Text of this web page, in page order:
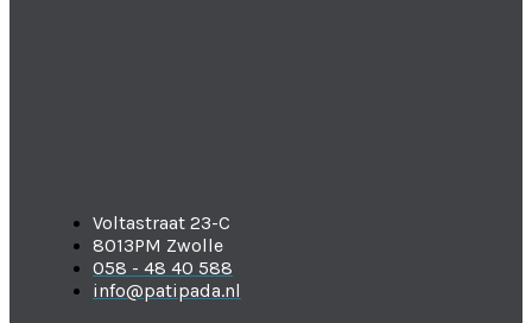
Voltastraat 23-C
8013PM Zwolle
058 - 48 40 588
info@patipada.nl